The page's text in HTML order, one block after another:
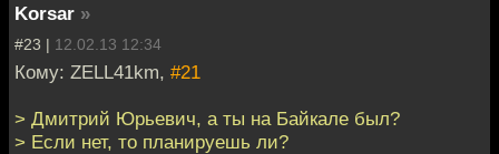
Korsar »
#23 | 12.02.13 12:34
Кому: ZELL41km, #21
> Дмитрий Юрьевич, а ты на Байкале был?
> Если нет, то планируешь ли?